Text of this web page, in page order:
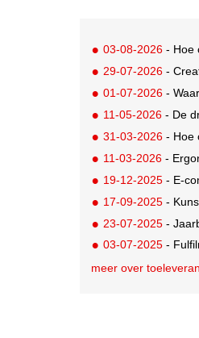
03-08-2026 - Hoe
29-07-2026 -
01-07-2026 -
11-05-2026 - De
31-03-2026 - Hoe
11-03-2026 -
19-12-2025 - E-
17-09-2025 -
23-07-2025 -
03-07-2025 -
meer over